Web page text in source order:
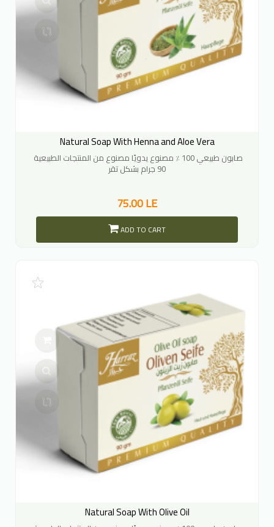
Natural Soap With Henna and Aloe Vera
صابون طبيعي 100 ٪ مصنوع يدويًا مصنوع من المنتجات الطبيعية
90 جرام بشكل تقر
75.00 LE
ADD TO CART
Natural Soap With Olive Oil